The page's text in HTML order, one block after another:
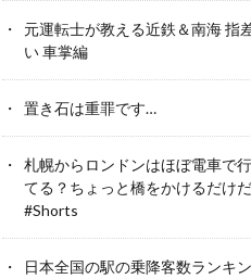
元運転士が教える近鉄＆南海 指
い 車掌編
置き石は重罪です…
札幌からロンドンはほぼ電車で
てる？ちょっと橋をかけるだけだ
#Shorts
日本全国の駅の乗降客数ランキ